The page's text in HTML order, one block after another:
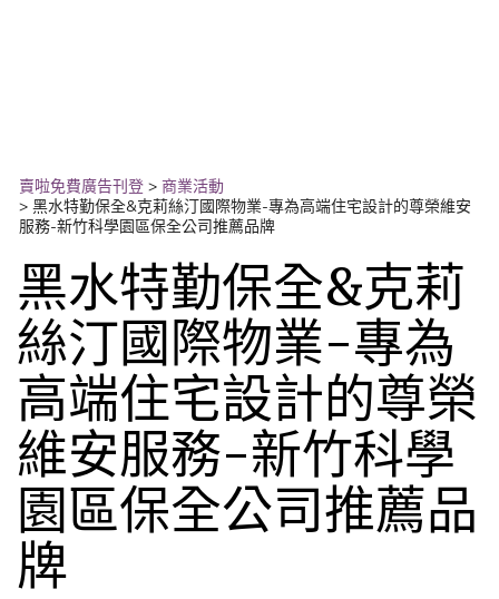
賣啦免費廣告刊登 > 商業活動
> 黑水特勤保全&克莉絲汀國際物業-專為高端住宅設計的尊榮維安
服務-新竹科學園區保全公司推薦品牌
黑水特勤保全&克莉
絲汀國際物業-專為
高端住宅設計的尊榮
維安服務-新竹科學
園區保全公司推薦品
牌